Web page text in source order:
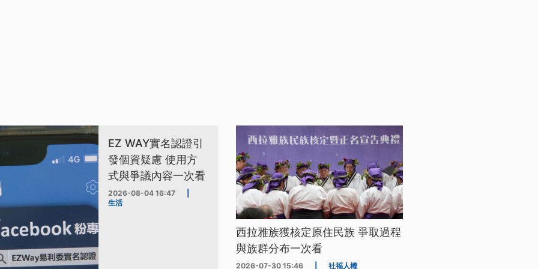
EZ WAY實名認證引
發個資疑慮 使用方
式與爭議內容一次看
2026-08-04 16:47
生活
西拉雅族獲核定原住民族 爭取過程
與族群分布一次看
2026-07-30 15:46 社福人權